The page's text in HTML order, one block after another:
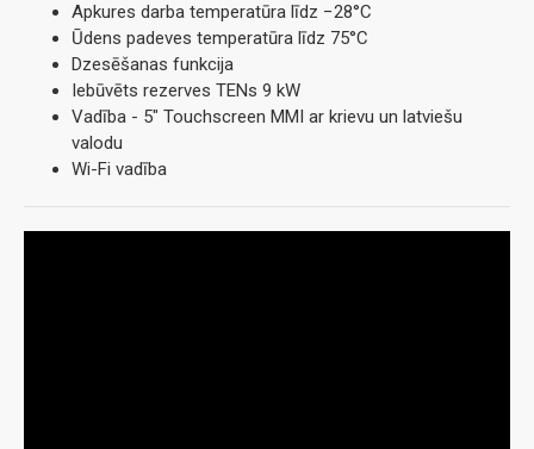
Apkures darba temperatūra līdz −28°C
Ūdens padeves temperatūra līdz 75°C
Dzesēšanas funkcija
Iebūvēts rezerves TENs 9 kW
Vadība - 5" Touchscreen MMI ar krievu un latviešu
valodu
Wi-Fi vadība